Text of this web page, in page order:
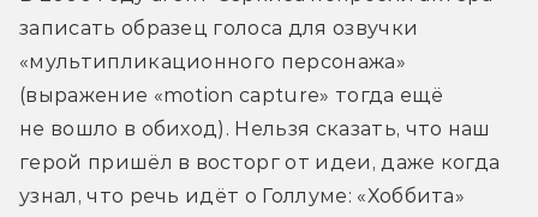
записать образец голоса для озвучки
«мультипликационного персонажа»
(выражение «motion capture» тогда ещё
не вошло в обиход). Нельзя сказать, что наш
герой пришёл в восторг от идеи, даже когда
узнал, что речь идёт о Голлуме: «Хоббита»